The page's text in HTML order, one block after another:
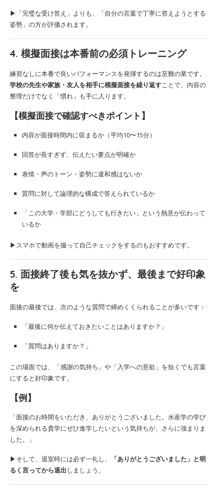
▶「完璧な受け答え」よりも、「自分の言葉で丁寧に答えようとする
姿勢」の方が評価されます。
4. 模擬面接は本番前の必須トレーニング
練習なしに本番で良いパフォーマンスを発揮するのは至難の業です。
学校の先生や家族・友人を相手に模擬面接を繰り返すことで、内容の
整理だけでなく「慣れ」も手に入ります。
【模擬面接で確認すべきポイント】
内容が面接時間内に収まるか（平均10〜15分）
回答が長すぎず、伝えたい要点が明確か
表情・声のトーン・姿勢に違和感はないか
質問に対して論理的な構成で答えられているか
「この大学・学部にどうしても行きたい」という熱意が伝わって
いるか
▶スマホで動画を撮って自己チェックをするのもおすすめです。
5. 面接終了後も気を抜かず、最後まで好印象
を
面接の最後では、次のような質問で締めくくられることが多いです：
「最後に何か伝えておきたいことはありますか？」
「質問はありますか？」
この場面では、「感謝の気持ち」や「入学への意欲」を短くでも言葉
にすると好印象です。
【例】
「面接のお時間をいただき、ありがとうございました。水産学の学び
を深められる貴学にぜひ進学したいという気持ちが、さらに強まりま
した。」
▶そして、退室時には必ず一礼し、
「ありがとうございました」と明
るく言ってから退出しましょう。